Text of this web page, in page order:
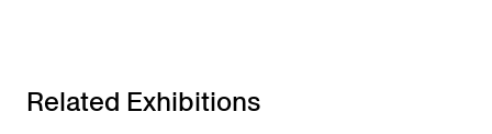
Related Exhibitions